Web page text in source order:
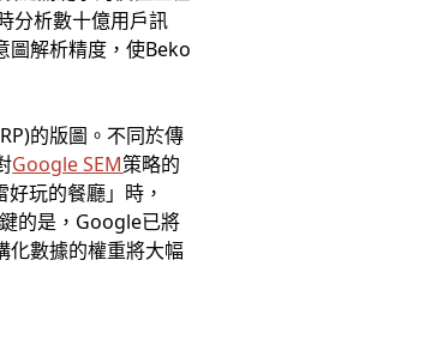
分析數十億用戶訊
圖解析精度，使Beko
的版圖。不同於傳
Google SEM策略的
玩的餐廳」時，
的是，Google已將
化數據的權重將大幅